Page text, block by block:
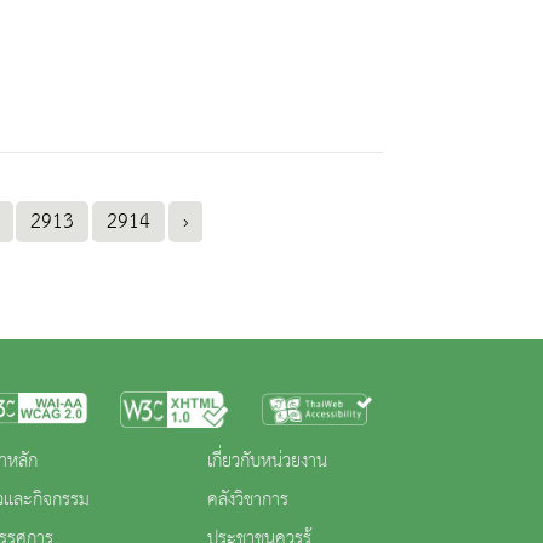
2913 2914 ›
หลัก
ละกิจกรรม
เกี่ยวกับหน่วยงาน
คลังวิชาการ